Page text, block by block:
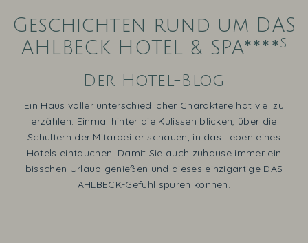
Geschichten rund um DAS
AHLBECK HOTEL & SPA****s
Der Hotel-Blog
Ein Haus voller unterschiedlicher Charaktere hat viel zu
erzählen. Einmal hinter die Kulissen blicken, über die
Schultern der Mitarbeiter schauen, in das Leben eines
Hotels eintauchen: Damit Sie auch zuhause immer ein
bisschen Urlaub genießen und dieses einzigartige DAS
AHLBECK-Gefühl spüren können.